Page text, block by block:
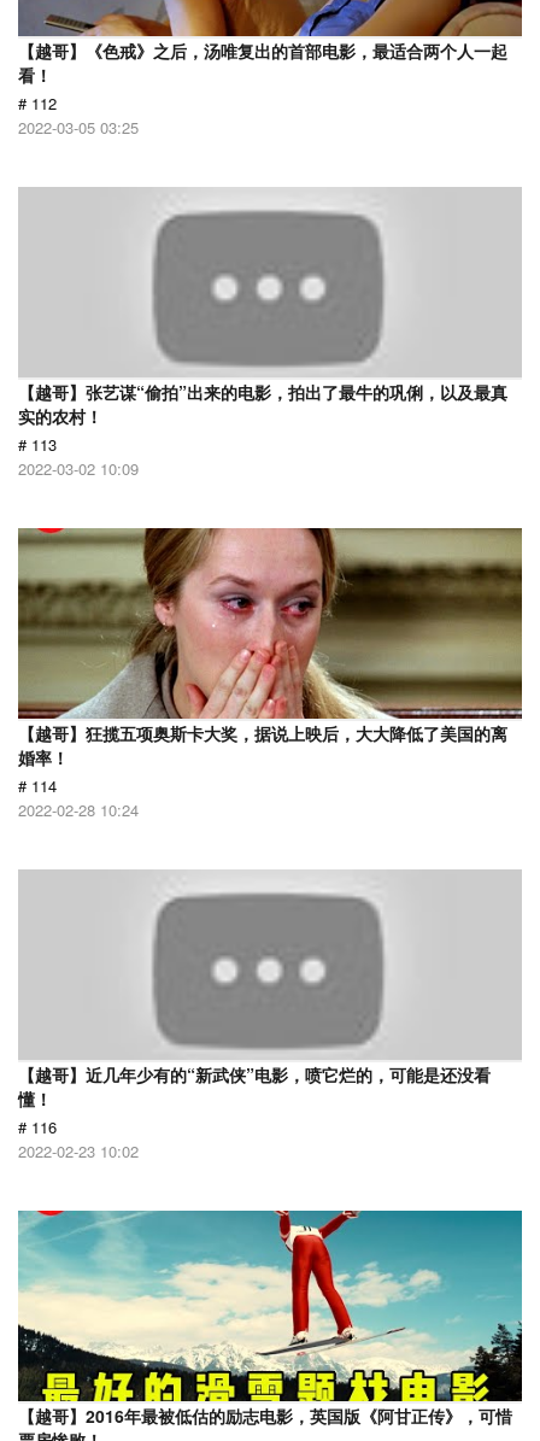
【越哥】《色戒》之后，汤唯复出的首部电影，最适合两个人一起
看！
# 112
2022-03-05 03:25
【越哥】张艺谋“偷拍”出来的电影，拍出了最牛的巩俐，以及最真
实的农村！
# 113
2022-03-02 10:09
【越哥】狂揽五项奥斯卡大奖，据说上映后，大大降低了美国的离
婚率！
# 114
2022-02-28 10:24
【越哥】近几年少有的“新武侠”电影，喷它烂的，可能是还没看
懂！
# 116
2022-02-23 10:02
【越哥】2016年最被低估的励志电影，英国版《阿甘正传》，可惜